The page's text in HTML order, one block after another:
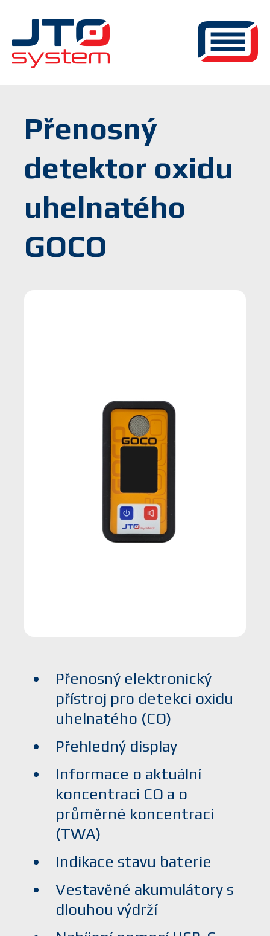
Přenosný
detektor oxidu
uhelnatého
GOCO
Přenosný elektronický
přístroj pro detekci oxidu
uhelnatého (CO)
Přehledný display
Informace o aktuální
koncentraci CO a o
průměrné koncentraci
(TWA)
Indikace stavu baterie
Vestavěné akumulátory s
dlouhou výdrží